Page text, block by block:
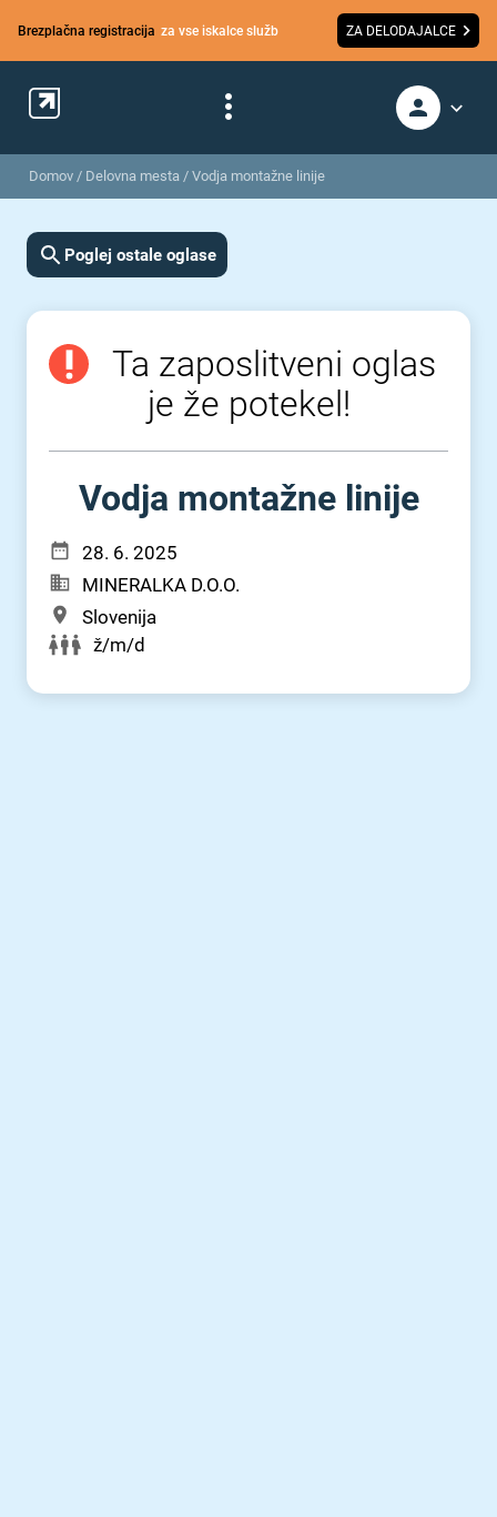
Brezplačna registracija za vse iskalce služb ZA DELODAJALCE
Domov / Delovna mesta / Vodja montažne linije
Poglej ostale oglase
Ta zaposlitveni oglas
je že potekel!
Vodja montažne linije
28. 6. 2025
MINERALKA D.O.O.
Slovenija
ž/m/d